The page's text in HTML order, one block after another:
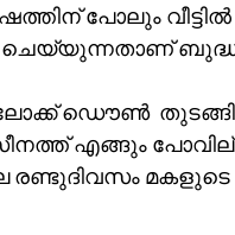
പോലും
ചെയ്യുന്നതാണ്
ലോക്ക് ഡൌൺ
സീനത്ത് എങ്ങും
രണ്ടുദിവസം